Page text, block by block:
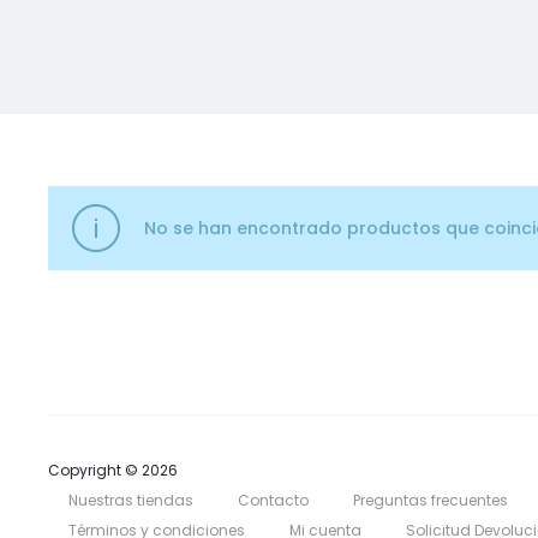
No se han encontrado productos que
Copyright © 2026
Nuestras tiendas
Contacto Preguntas frecuentes
Términos y condiciones
Mi cuenta Solicitud